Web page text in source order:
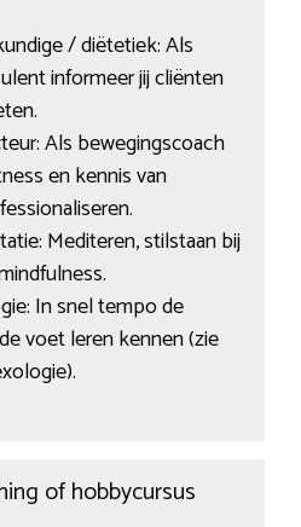
/ diëtetiek: Als
informeer jij cliënten
Als bewegingscoach
en kennis van
Mediteren, stilstaan bij
In snel tempo de
voet leren kennen (zie
of hobbycursus